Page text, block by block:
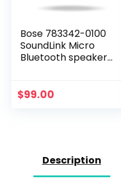
Bose 783342-0100
SoundLink Micro
Bluetooth speaker,
(draadloze
$99.00
Description